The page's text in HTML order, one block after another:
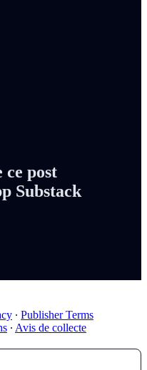
ce post
Substack
∙ Publisher Terms
∙ Avis de collecte